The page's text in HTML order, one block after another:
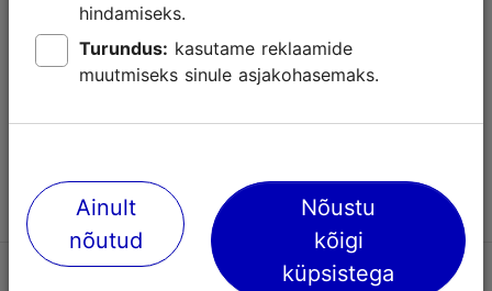
Tallinna turismiinfokeskus
Niguliste 2, 10146 Tallinn, Eesti
+372 645 7777
Jälgi meid @ VisitTallinn
hindamiseks.
Turundus:
muutmiseks sinule asjakohasemaks.
Ainult
nõutud
Nõustu
kõigi
küpsistega